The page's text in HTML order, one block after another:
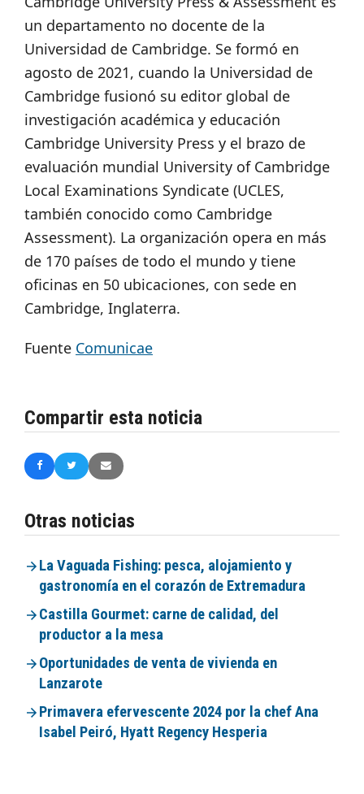
un departamento no docente de la
Universidad de Cambridge. Se formó en
agosto de 2021, cuando la Universidad de
Cambridge fusionó su editor global de
investigación académica y educación
Cambridge University Press y el brazo de
evaluación mundial University of Cambridge
Local Examinations Syndicate (UCLES,
también conocido como Cambridge
Assessment). La organización opera en más
de 170 países de todo el mundo y tiene
oficinas en 50 ubicaciones, con sede en
Cambridge, Inglaterra.
Fuente Comunicae
Compartir esta noticia
Otras noticias
La Vaguada Fishing: pesca, alojamiento y
gastronomía en el corazón de Extremadura
Castilla Gourmet: carne de calidad, del
productor a la mesa
Oportunidades de venta de vivienda en
Lanzarote
Primavera efervescente 2024 por la chef Ana
Isabel Peiró, Hyatt Regency Hesperia